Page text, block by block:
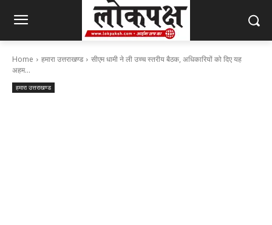
Home हमारा उत्तराखण्ड
सीएम धामी ने ली उच्च स्तरीय बैठक, अधिकारियों को दिए यह
अहम...
हमारा उत्तराखण्ड